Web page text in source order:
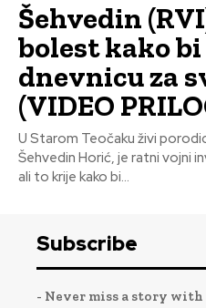
Šehvedin
bolest kako
dnevnicu za
(VIDEO
U Starom Teočaku živi
Šehvedin Horić, je ratni vojni
ali to krije kako bi...
Subscribe
- Never miss a story